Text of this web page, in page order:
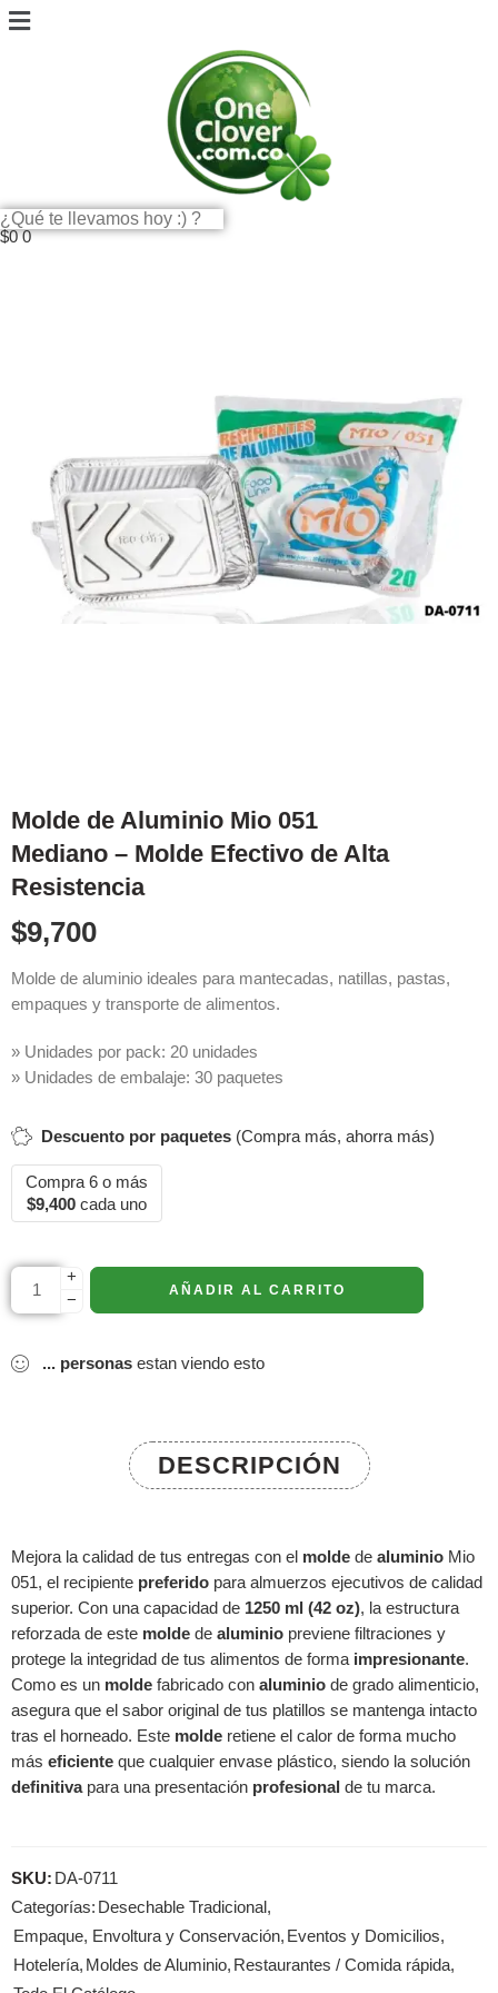
$0 0
Molde de Aluminio Mio 051
Mediano – Molde Efectivo de Alta
Resistencia
$9,700
Molde de aluminio ideales para mantecadas, natillas, pastas,
empaques y transporte de alimentos.
» Unidades por pack: 20 unidades
» Unidades de embalaje: 30 paquetes
Descuento por paquetes (Compra más, ahorra más)
Compra 6 o más
$9,400cada uno
+
−
AÑADIR AL CARRITO
... personas estan viendo esto
DESCRIPCIÓN
Mejora la calidad de tus entregas con el molde de aluminio Mio
051, el recipiente preferido para almuerzos ejecutivos de calidad
superior. Con una capacidad de 1250 ml (42 oz), la estructura
reforzada de este molde de aluminio previene filtraciones y
protege la integridad de tus alimentos de forma impresionante.
Como es un molde fabricado con aluminio de grado alimenticio,
asegura que el sabor original de tus platillos se mantenga intacto
tras el horneado. Este molde retiene el calor de forma mucho
más eficiente que cualquier envase plástico, siendo la solución
definitivapara una presentación profesional de tu marca.
SKU: DA-0711
Categorías: Desechable Tradicional,
Empaque, Envoltura y Conservación, Eventos y Domicilios,
Hotelería, Moldes de Aluminio, Restaurantes / Comida rápida,